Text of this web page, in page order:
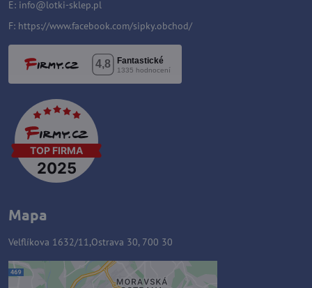
E: info@lotki-sklep.pl
F: https://www.facebook.com/sipky.obchod/
Mapa
Velflíkova 1632/11,Ostrava 30, 700 30